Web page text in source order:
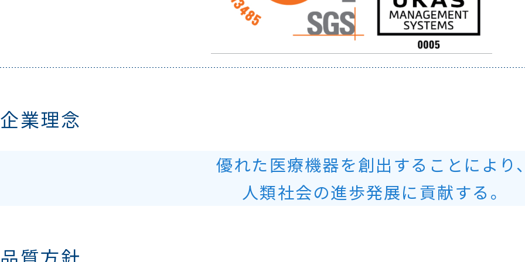
企業理念
優れた医療機器を創出することにより
人類社会の進歩発展に貢献する。